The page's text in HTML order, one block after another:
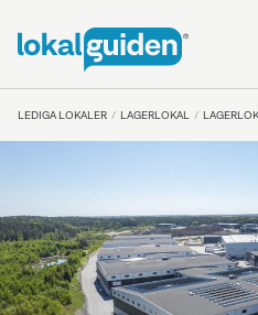
LEDIGA LOKALER LAGERLOKAL